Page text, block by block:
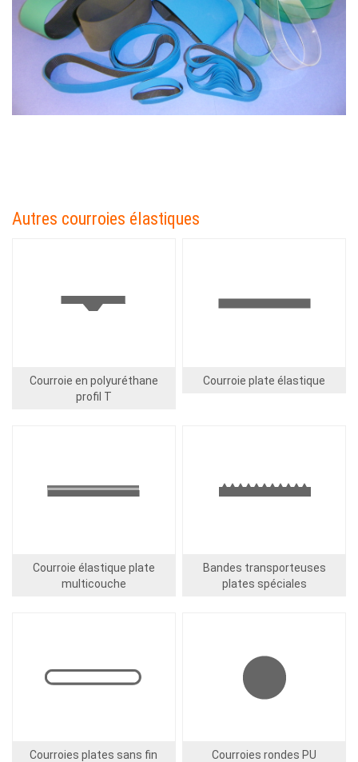
Autres courroies élastiques
Courroie en polyuréthane
profil T
Courroie plate élastique
Courroie élastique plate
multicouche
Bandes transporteuses
plates spéciales
Courroies plates sans fin Courroies rondes PU